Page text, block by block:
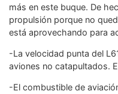
más en este buque. De
propulsión porque no
está aprovechando para
-La velocidad punta del
aviones no catapultados.
-El combustible de